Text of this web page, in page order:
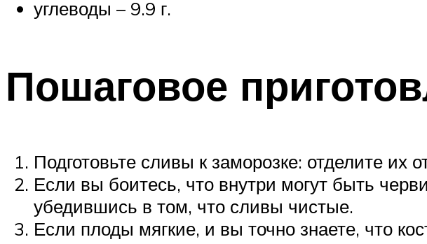
углеводы – 9.9 г.
Пошаговое
Подготовьте сливы к заморозке: отделите их
Если вы боитесь, что внутри могут быть
убедившись в том, что сливы чистые.
Если плоды мягкие, и вы точно знаете, что